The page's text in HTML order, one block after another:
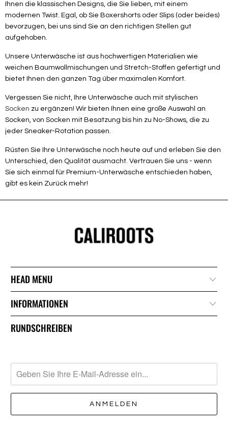
Ihnen die klassischen Designs, die Sie lieben, mit einem
modernen Twist. Egal, ob Sie Boxershorts oder Slips (oder beides)
bevorzugen, bei uns sind Sie an den richtigen Stellen gut
aufgehoben.
Unsere Unterwäsche ist aus hochwertigen Materialien wie
weichen Baumwollmischungen und Stretch-Stoffen gefertigt und
bietet Ihnen den ganzen Tag über maximalen Komfort.
Vergessen Sie nicht, Ihre Unterwäsche auch mit stylischen
Socken zu ergänzen! Wir bieten Ihnen eine große Auswahl an
Socken, von Socken mit Besatzung bis hin zu No-Shows, die zu
jeder Sneaker-Rotation passen.
Rüsten Sie Ihre Unterwäsche noch heute auf und erleben Sie den
Unterschied, den Qualität ausmacht. Vertrauen Sie uns - wenn
Sie sich einmal für Premium-Unterwäsche entschieden haben,
gibt es kein Zurück mehr!
HEAD MENU
INFORMATIONEN
RUNDSCHREIBEN